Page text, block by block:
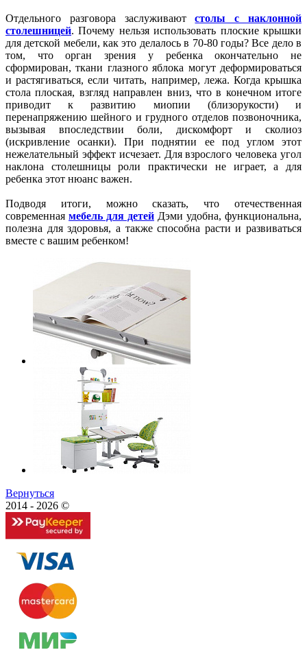
Отдельного разговора заслуживаютстолы с наклонной
столешницей. Почему нельзя использовать плоские крышки
для детской мебели, как это делалось в 70-80 годы? Все дело в
том, что орган зрения у ребенка окончательно не
сформирован, ткани глазного яблока могут деформироваться
и растягиваться, если читать, например, лежа. Когда крышка
стола плоская, взгляд направлен вниз, что в конечном итоге
приводит к развитию миопии (близорукости) и
перенапряжению шейного и грудного отделов позвоночника,
вызывая впоследствии боли, дискомфорт и сколиоз
(искривление осанки). При поднятии ее под углом этот
нежелательный эффект исчезает. Для взрослого человека угол
наклона столешницы роли практически не играет, а для
ребенка этот нюанс важен.
Подводя итоги, можно сказать, что отечественная
современная мебель для детей Дэми удобна, функциональна,
полезна для здоровья, а также способна расти и развиваться
вместе с вашим ребенком!
Вернуться
2014 - 2026 ©